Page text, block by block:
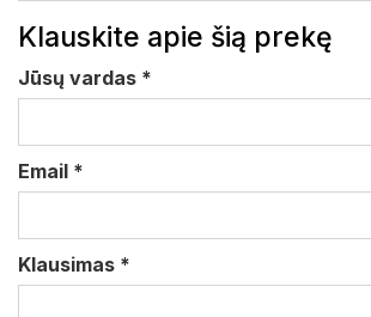
Klauskite apie šią prekę
Jūsų vardas *
Email *
Klausimas *